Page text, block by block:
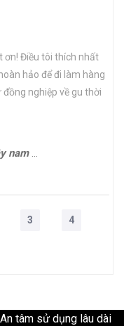
ơn! Điều tôi thích nhất
hảo để đi làm hàng
nghiệp về gu thời
cấp ERIC
3 4
tâm sử dụng lâu dài